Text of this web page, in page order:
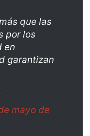
que las
por los
en
garantizan
mayo de